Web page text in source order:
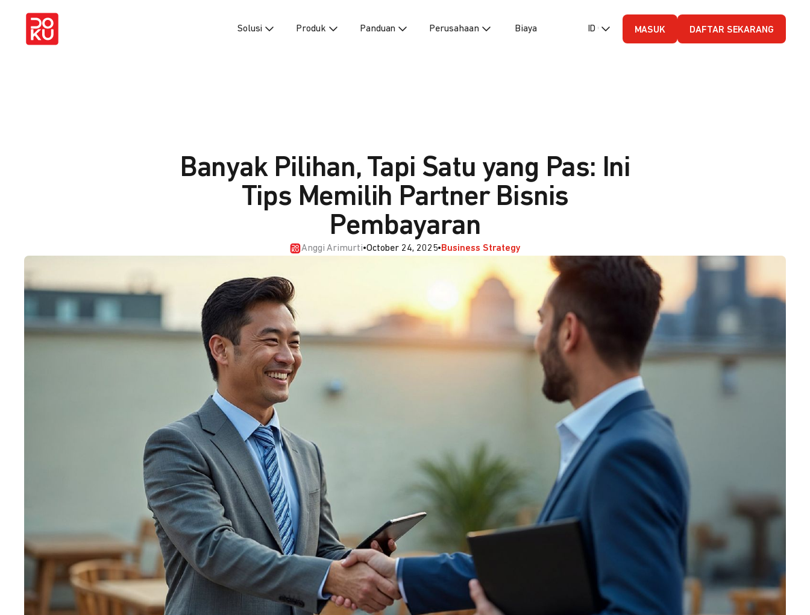
Solusi Produk Panduan Perusahaan Biaya ID (Bahasa Indonesia)
MASUK DAFTAR SEKARANG
Banyak Pilihan, Tapi Satu yang Pas: Ini
Tips Memilih Partner Bisnis
Pembayaran
Anggi Arimurti•October 24, 2025•Business Strategy